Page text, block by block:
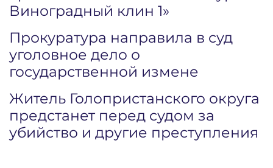
Виноградный клин 1»
Прокуратура направила в суд
уголовное дело о
государственной измене
Житель Голопристанского округа
предстанет перед судом за
убийство и другие преступления